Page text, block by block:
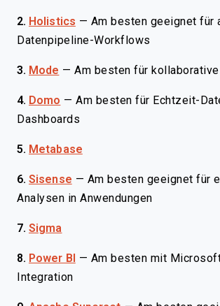
2. Holistics — Am besten geeignet für
Datenpipeline-Workflows
3. Mode —Am besten für
4. Domo —Am besten für Echtzeit-
Dashboards
5. Metabase
6. Sisense — Am besten geeignet für
Analysen in Anwendungen
7. Sigma
8. Power BI — Am besten mit
Integration